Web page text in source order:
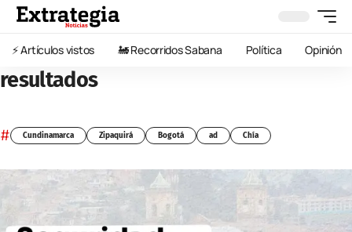
⚡️ Artículos vistos 🚂 Recorridos Sabana Política Opinión
resultados
# Cundinamarca Zipaquirá Bogotá ad Chía